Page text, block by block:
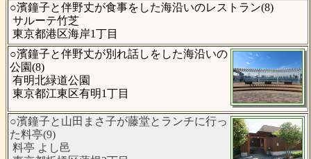
○濱鐘子と伴野丈が食事をした海沿いのレストラン(8)
サルーテ竹芝
東京都港区海岸1丁目
○濱鐘子と伴野丈が別れ話しをした海沿いの
公園(8)
有明北緑道公園
東京都江東区有明1丁目
○濱鐘子と山田まさ子が藤堂とランチに行っ
た料亭(9)
料亭 よし邑